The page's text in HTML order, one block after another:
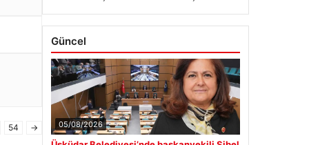
54 →
Güncel
05/08/2026